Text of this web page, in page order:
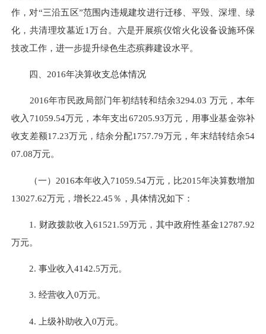
作，对“三沿五区”范围内违规建坟进行迁移、平毁、深埋、绿
化，共清理坟墓近1万台。六是开展殡仪馆火化设备设施环保
技改工作，进一步提升绿色生态殡葬建设水平。
四、2016年决算收支总体情况
2016年市民政局部门年初结转和结余3294.03 万元，本年
收入71059.54万元，本年支出67205.93万元，用事业基金弥补
收支差额17.23万元，结余分配1757.79万元，年末结转结余54
07.08万元。
（一）2016本年收入71059.54万元，比2015年决算数增加
13027.62万元，增长22.45％ ， 具体情况如下：
1. 财政拨款收入61521.59万元，其中政府性基金12787.92
万元。
2. 事业收入4142.5万元。
3. 经营收入0万元。
4. 上级补助收入0万元。